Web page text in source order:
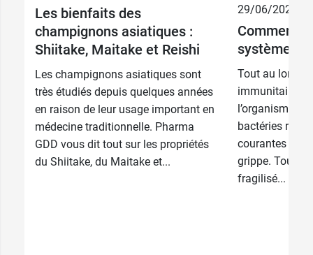
Les bienfaits des
champignons asiatiques :
Shiitake, Maitake et Reishi
Les champignons asiatiques sont
très étudiés depuis quelques années
en raison de leur usage important en
médecine traditionnelle. Pharma
GDD vous dit tout sur les propriétés
du Shiitake, du Maitake et...
29/06/2026
Comment
système
Tout au long
immunitaire
l’organisme
bactéries
courantes
grippe.
fragilisé...